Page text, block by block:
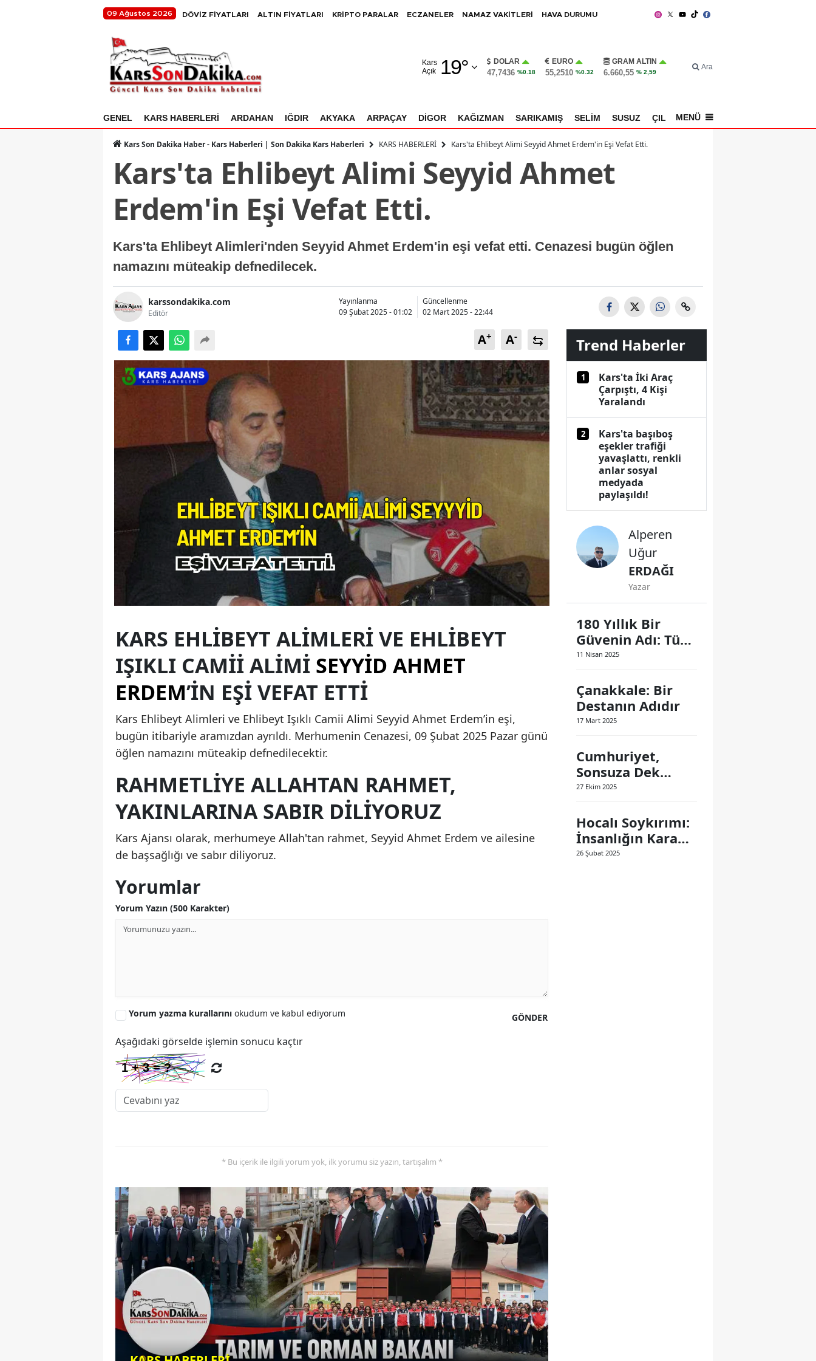
09 Ağustos 2026 DÖVİZ FİYATLARI ALTIN FİYATLARI KRİPTO PARALAR ECZANELER NAMAZ VAKİTLERİ HAVA DURUMU
Kars
Açık
19°
Adıyaman
Ankara
Antalya
Bilecik
Bingöl
Bolu
Burdur
Bursa
Çanakkale
Denizli
Diyarbakır
Edirne
Elazığ
Erzincan
Erzurum
Eskişehir
Gümüşhane
Hatay
Isparta
Mersin
Kahramanmaraş
Muğla
Muş
Nevşehir
Niğde
Ordu
Rize
Sakarya
DOLAR
47,7436 %0.18
EURO
55,2510 %0.32
GRAM ALTIN
6.660,55 % 2,59
Ara
GENEL KARS HABERLERİ ARDAHAN IĞDIR AKYAKA ARPAÇAY DİGOR KAĞIZMAN SARIKAMIŞ SELİM SUSUZ ÇILDIR SPOR
MENÜ
Kars Son Dakika Haber - Kars Haberleri | Son Dakika Kars Haberleri KARS HABERLERİ Kars'ta Ehlibeyt Alimi Seyyid Ahmet Erdem'in Eşi Vefat Etti.
Kars'ta Ehlibeyt Alimi Seyyid Ahmet
Erdem'in Eşi Vefat Etti.
Kars'ta Ehlibeyt Alimleri'nden Seyyid Ahmet Erdem'in eşi vefat etti. Cenazesi bugün öğlen
namazını müteakip defnedilecek.
karssondakika.com
Editör
Yayınlanma
09 Şubat 2025 - 01:02
Güncellenme
02 Mart 2025 - 22:44
A+ A-
KARS EHLIBEYT ALIMLERI VE EHLIBEYT
IŞIKLI CAMII ALIMI SEYYID AHMET
ERDEM’IN EŞI VEFAT ETTI
Kars Ehlibeyt Alimleri ve Ehlibeyt Işıklı Camii Alimi Seyyid Ahmet Erdem’in eşi,
bugün itibariyle aramızdan ayrıldı. Merhumenin Cenazesi, 09 Şubat 2025 Pazar günü
öğlen namazını müteakip defnedilecektir.
RAHMETLIYE ALLAHTAN RAHMET,
YAKINLARINA SABIR DILIYORUZ
Kars Ajansı olarak, merhumeye Allah'tan rahmet, Seyyid Ahmet Erdem ve ailesine
de başsağlığı ve sabır diliyoruz.
Yorumlar
Yorum Yazın (500 Karakter)
GÖNDER
Yorum yazma kurallarını okudum ve kabul ediyorum
Aşağıdaki görselde işlemin sonucu kaçtır
* Bu içerik ile ilgili yorum yok, ilk yorumu siz yazın, tartışalım *
Trend Haberler
1
Kars'ta İki Araç
Çarpıştı, 4 Kişi
Yaralandı
2
Kars'ta başıboş
eşekler trafiği
yavaşlattı, renkli
anlar sosyal
medyada
paylaşıldı!
Alperen
Uğur
ERDAĞI
Yazar
180 Yıllık Bir
Güvenin Adı: Türk
Polis Teşkilatı
11 Nisan 2025
Çanakkale: Bir
Destanın Adıdır
17 Mart 2025
Cumhuriyet,
Sonsuza Dek
Yaşayacak
27 Ekim 2025
Hocalı Soykırımı:
İnsanlığın Kara
Lekesi
26 Şubat 2025